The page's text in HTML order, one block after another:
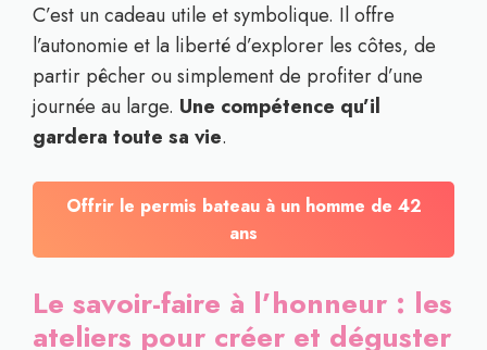
C’est un cadeau utile et symbolique. Il offre
l’autonomie et la liberté d’explorer les côtes, de
partir pêcher ou simplement de profiter d’une
journée au large. Une compétence qu’il
gardera toute sa vie.
Offrir le permis bateau à un homme de 42
ans
Le savoir-faire à l’honneur : les
ateliers pour créer et déguster